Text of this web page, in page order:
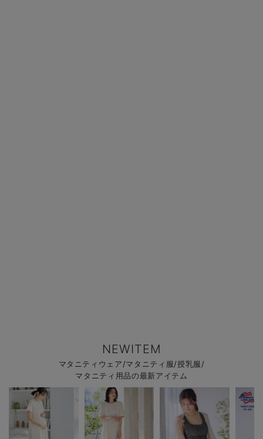
NEWITEM
マタニティウェア/マタニティ服/授乳服/
マタニティ用品の最新アイテム